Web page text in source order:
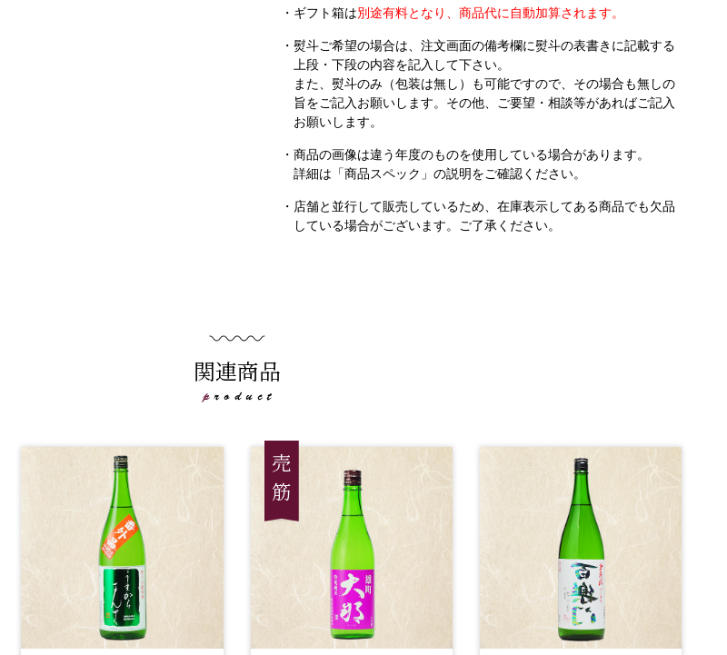
・ギフト箱は別途有料となり、商品代に自動加算されます。
・熨斗ご希望の場合は、注文画面の備考欄に熨斗の表書きに記載する
上段・下段の内容を記入して下さい。
また、熨斗のみ（包装は無し）も可能ですので、その場合も無しの
旨をご記入お願いします。その他、ご要望・相談等があればご記入
お願いします。
・商品の画像は違う年度のものを使用している場合があります。
詳細は「商品スペック」の説明をご確認ください。
・店舗と並行して販売しているため、在庫表示してある商品でも欠品
している場合がございます。ご了承ください。
関連商品